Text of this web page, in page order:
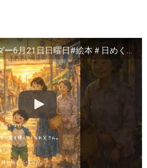
日めくりカレンダー6月21日日曜日#絵本＃日めくりカレンダー＃癒し#暦＃日本の心＃かわいい絵＃季節＃日本の自然